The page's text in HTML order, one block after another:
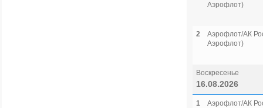
Аэрофлот)
2
Аэрофлот/АК
Аэрофлот)
Воскресенье
16.08.2026
1
Аэрофлот/АК